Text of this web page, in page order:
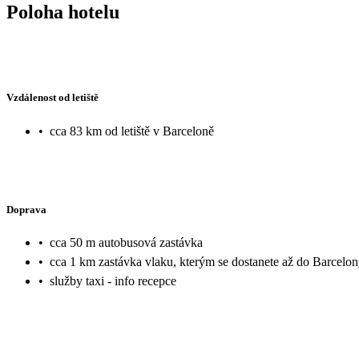
Poloha hotelu
Vzdálenost od letiště
• cca 83 km od letiště v Barceloně
Doprava
• cca 50 m autobusová zastávka
• cca 1 km zastávka vlaku, kterým se dostanete až do
• služby taxi - info recepce